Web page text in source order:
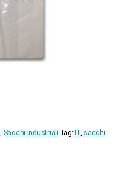
Sacchi industriali Tag:IT, sacchi